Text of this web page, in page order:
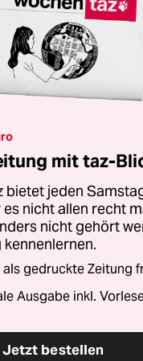
mit taz-
bietet jeden
nicht allen recht
nicht gehört
kennenlernen.
gedruckte Zeitung
Ausgabe inkl.
Jetzt bestellen